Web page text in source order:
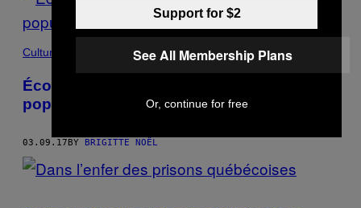
Culture
Économie survivaliste : est-ce que la
population se prépare à la fin du monde?
03.09.17BY BRIGITTE NOËL
Support for $2
See All Membership Plans
Or, continue for free